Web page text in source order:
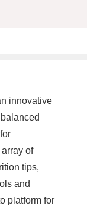
innovative
of
tips,
and
platform for